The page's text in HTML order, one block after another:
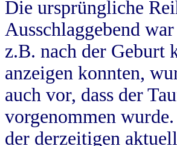
Die ursprüngliche
Ausschlaggebend
z.B. nach der Geburt
anzeigen konnten,
auch vor, dass der
vorgenommen
der derzeitigen